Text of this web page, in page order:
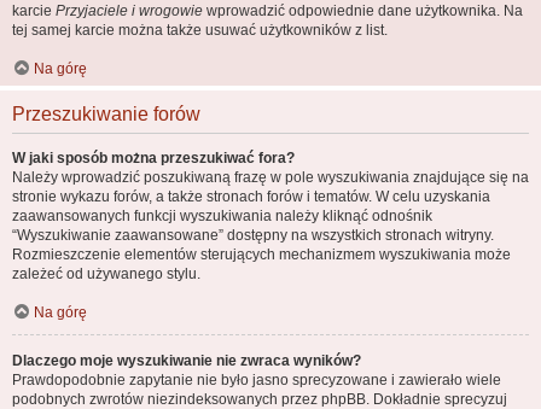
karcie Przyjaciele i wrogowie wprowadzić odpowiednie dane użytkownika. Na
tej samej karcie można także usuwać użytkowników z list.
Na górę
Przeszukiwanie forów
W jaki sposób można przeszukiwać fora?
Należy wprowadzić poszukiwaną frazę w pole wyszukiwania znajdujące się na
stronie wykazu forów, a także stronach forów i tematów. W celu uzyskania
zaawansowanych funkcji wyszukiwania należy kliknąć odnośnik
“Wyszukiwanie zaawansowane” dostępny na wszystkich stronach witryny.
Rozmieszczenie elementów sterujących mechanizmem wyszukiwania może
zależeć od używanego stylu.
Na górę
Dlaczego moje wyszukiwanie nie zwraca wyników?
Prawdopodobnie zapytanie nie było jasno sprecyzowane i zawierało wiele
podobnych zwrotów niezindeksowanych przez phpBB. Dokładnie sprecyzuj